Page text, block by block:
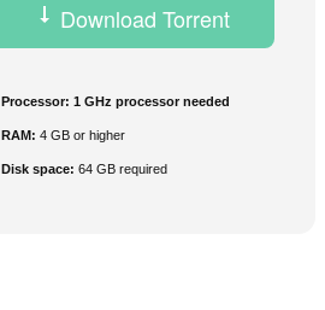
Download Torrent
Processor: 1 GHz processor needed
RAM: 4 GB or higher
Disk space: 64 GB required